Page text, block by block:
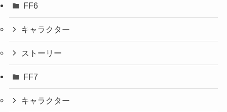
FF6
キャラクター
ストーリー
FF7
キャラクター